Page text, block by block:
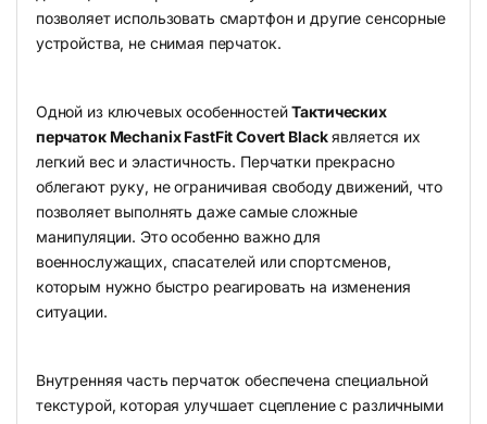
позволяет использовать смартфон и другие сенсорные
устройства, не снимая перчаток.
Одной из ключевых особенностейТактических
перчаток Mechanix FastFit Covert Blackявляется их
легкий вес и эластичность. Перчатки прекрасно
облегают руку, не ограничивая свободу движений, что
позволяет выполнять даже самые сложные
манипуляции. Это особенно важно для
военнослужащих, спасателей или спортсменов,
которым нужно быстро реагировать на изменения
ситуации.
Внутренняя часть перчаток обеспечена специальной
текстурой, которая улучшает сцепление с различными